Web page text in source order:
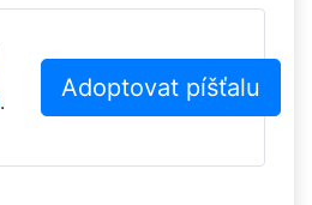
.